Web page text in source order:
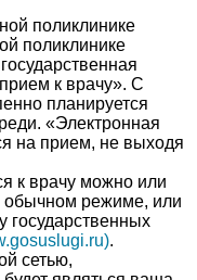
поликлинике
поликлинике
к врачу». С
планируется
«Электронная
на прием, не выходя
к врачу можно или
обычном режиме, или
государственных
.
сетью,